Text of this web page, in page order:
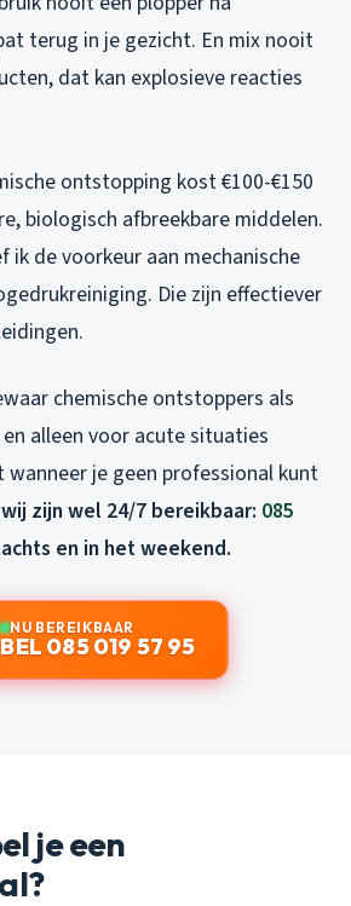
terug in je gezicht. En mix nooit
dat kan explosieve reacties
ontstopping kost €100-€150
biologisch afbreekbare middelen.
ik de voorkeur aan mechanische
Die zijn effectiever
chemische ontstoppers als
alleen voor acute situaties
wanneer je geen professional kunt
zijn wel 24/7 bereikbaar: 085
en in het weekend.
NU BEREIKBAAR
BEL 085 019 57 95
je een